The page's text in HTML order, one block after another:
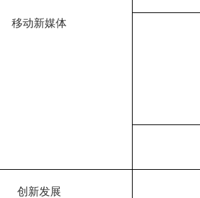
移动新媒体
创新发展